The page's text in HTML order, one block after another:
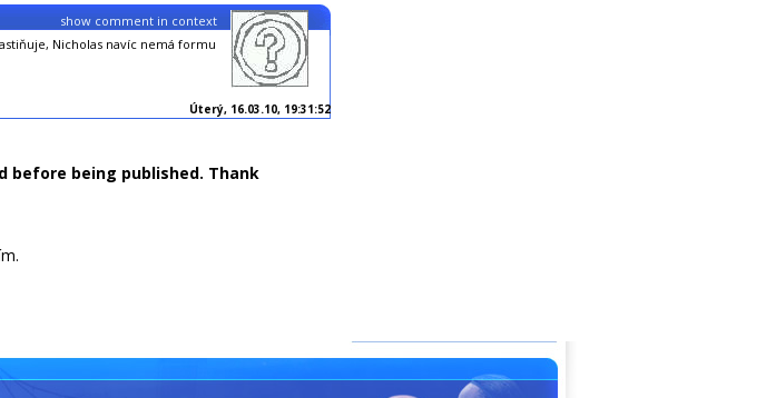
show comment in context
Nicholas navíc nemá formu
Úterý, 16.03.10, 19:31:52
before being published. Thank